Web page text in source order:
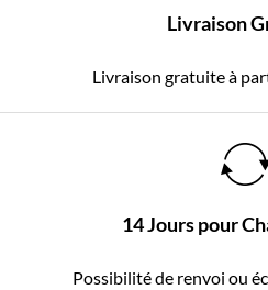
Livraison
Livraison gratuite à
14 Jours pour
Possibilité de renvoi ou